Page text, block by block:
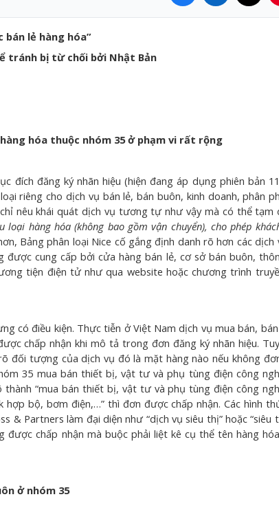
bán lẻ hàng hóa”
tránh bị từ chối bởi Nhật Bản
hóa thuộc nhóm 35 ở phạm vi rất rộng
đích đăng ký nhãn hiệu (hiện đang áp dụng phiên bản
riêng cho dịch vụ bán lẻ, bán buôn, kinh doanh, phân
nêu khái quát dịch vụ tương tự như vậy mà có thể tạm
hàng hóa (không bao gồm vận chuyển), cho phép
Bảng phân loại Nice cố gắng định danh rõ hơn các dịch
cung cấp bởi cửa hàng bán lẻ, cơ sở bán buôn,
tiện điện tử như qua website hoặc chương trình
có điều kiện. Thực tiễn ở Việt Nam dịch vụ mua bán,
chấp nhận khi mô tả trong đơn đăng ký nhãn hiệu.
đối tượng của dịch vụ đó là mặt hàng nào nếu không
35 mua bán thiết bị, vật tư và phụ tùng điện công
“mua bán thiết bị, vật tư và phụ tùng điện công
bộ, bơm điện,…” thì đơn được chấp nhận. Các hình
& Partners làm đại diện như “dịch vụ siêu thị” hoặc “siêu
được chấp nhận mà buộc phải liệt kê cụ thể tên hàng
ở nhóm 35